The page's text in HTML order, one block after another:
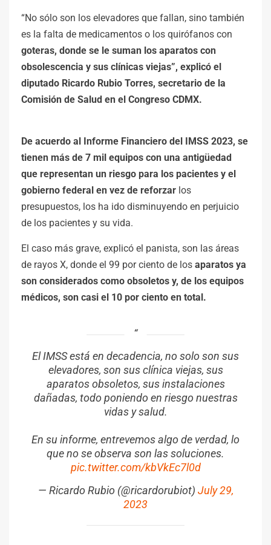
“No sólo son los elevadores que fallan, sino también
es la falta de medicamentos o los quirófanos con
goteras, donde se le suman los aparatos con
obsolescencia y sus clínicas viejas”, explicó el
diputado Ricardo Rubio Torres, secretario de la
Comisión de Salud en el Congreso CDMX.
De acuerdo al Informe Financiero del IMSS 2023, se
tienen más de 7 mil equipos con una antigüedad
que representan un riesgo para los pacientes y el
gobierno federal en vez de reforzar los
presupuestos, los ha ido disminuyendo en perjuicio
de los pacientes y su vida.
El caso más grave, explicó el panista, son las áreas
de rayos X, donde el 99 por ciento de los aparatos ya
son considerados como obsoletos y, de los equipos
médicos, son casi el 10 por ciento en total.
El IMSS está en decadencia, no solo son sus
elevadores, son sus clínica viejas, sus
aparatos obsoletos, sus instalaciones
dañadas, todo poniendo en riesgo nuestras
vidas y salud.
En su informe, entrevemos algo de verdad, lo
que no se observa son las soluciones.
pic.twitter.com/kbVkEc7l0d
— Ricardo Rubio (@ricardorubiot) July 29,
2023